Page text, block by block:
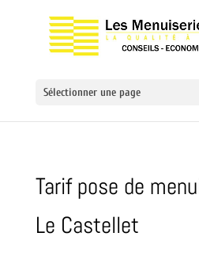
Sélectionner une page
Tarif pose de
Le Castellet